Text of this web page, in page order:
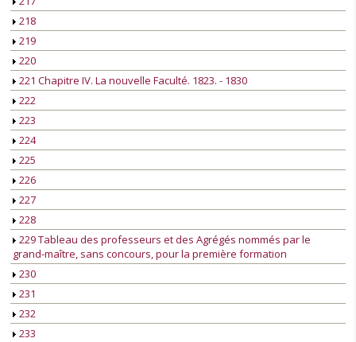
218
219
220
221 Chapitre IV. La nouvelle Faculté. 1823. - 1830
222
223
224
225
226
227
228
229 Tableau des professeurs et des Agrégés nommés par le
grand-maître, sans concours, pour la première formation
230
231
232
233